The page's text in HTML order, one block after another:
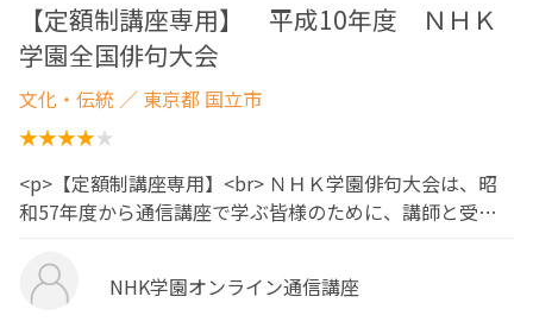
【定額制講座専用】 平成10年度 ＮＨＫ
学園全国俳句大会
文化・伝統 ／ 東京都 国立市
<p>【定額制講座専用】<br> ＮＨＫ学園俳句大会は、昭
和57年度から通信講座で学ぶ皆様のために、講師と受…
NHK学園オンライン通信講座